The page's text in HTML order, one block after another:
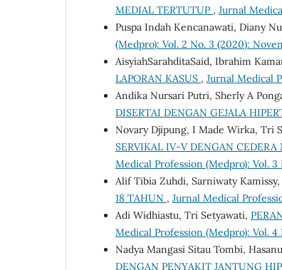
MEDIAL TERTUTUP , Jurnal
Puspa Indah Kencanawati, Diany
(Medpro): Vol. 2 No. 3 (2020):
AisyiahSarahditaSaid, Ibrahim
LAPORAN KASUS , Jurnal Medical
Andika Nursari Putri, Sherly A
DISERTAI DENGAN GEJALA
Novary Djipung, I Made Wirka, Tri
SERVIKAL IV-V DENGAN
Medical Profession (Medpro): Vol. 3
Alif Tibia Zuhdi, Sarniwaty
18 TAHUN , Jurnal Medical
Adi Widhiastu, Tri Setyawati,
Medical Profession (Medpro): Vol. 4
Nadya Mangasi Sitau Tombi,
DENGAN PENYAKIT JANTUNG